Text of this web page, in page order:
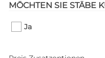
MÖCHTEN SIE STÄBE
Ja